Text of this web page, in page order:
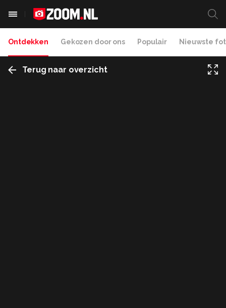
Ontdekken Gekozen door ons Populair Nieuwste
Terug naar overzicht